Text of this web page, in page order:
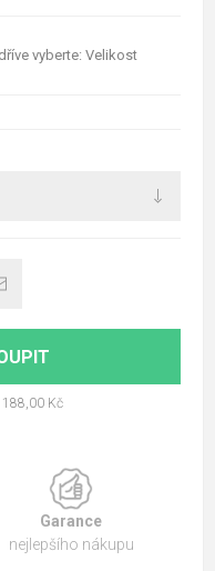
vyberte: Velikost
188,00 Kč
Garance
nejlepšího nákupu